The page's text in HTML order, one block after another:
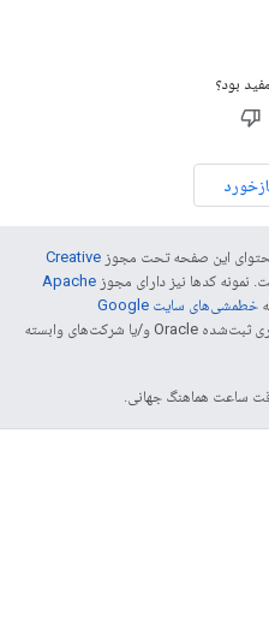
بود؟
این صفحه تحت مجوز Creative
نمونه کدها نیز دارای مجوز Apache
خطمشی‌های سایت Google
مراجعه کنید. جاوا علامت تجاری ثبت‌شده Oracle و/یا شرکت‌های وابسته